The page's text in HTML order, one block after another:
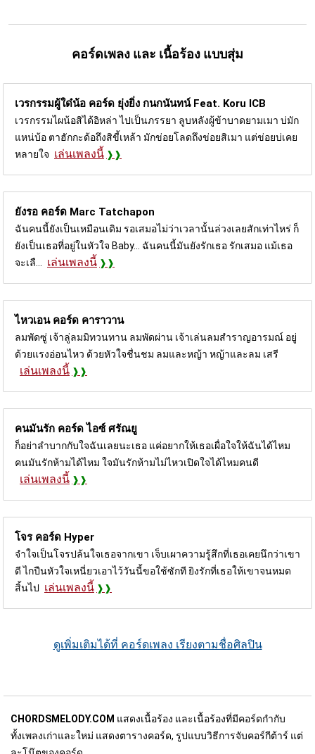
คอร์ดเพลง และ เนื้อร้อง แบบสุ่ม
เวรกรรมผู้ใด๋น้อ คอร์ด ยุ่งยิ่ง กนกนันทน์ Feat. Koru ICB
เวรกรรมไผน้อสิได้อิหล่า ไปเป็นภรรยา ลูบหลังผู้ข้าบาดยามเมา บ่มัก
แหน่บ้อ ตาฮักกะด้อถึงสิขี้เหล้า มักข่อยโลดถึงข่อยสิเมา แต่ข่อยบ่เคย
หลายใจ เล่นเพลงนี้
ยังรอ คอร์ด Marc Tatchapon
ฉันคนนี้ยังเป็นเหมือนเดิม รอเสมอไม่ว่าเวลานั้นล่วงเลยสักเท่าไหร่ ก็
ยังเป็นเธอที่อยู่ในหัวใจ Baby... ฉันคนนี้มันยังรักเธอ รักเสมอ แม้เธอ
จะเลื...
เล่นเพลงนี้
ไหวเอน คอร์ด คาราวาน
ลมพัดซู่ เจ้าลู่ลมมิทวนทาน ลมพัดผ่าน เจ้าเล่นลมสำราญอารมณ์ อยู่
ด้วยแรงอ่อนไหว ด้วยหัวใจชื่นชม ลมและหญ้า หญ้าและลม เสรี
เล่นเพลงนี้
คนมันรัก คอร์ดไอซ์ ศรัณยู
ก็อย่าลำบากกับใจฉันเลยนะเธอ แค่อยากให้เธอเผื่อใจให้ฉันได้ไหม
คนมันรักห้ามได้ไหม ใจมันรักห้ามไม่ไหวเปิดใจได้ไหมคนดี
เล่นเพลงนี้
โจร คอร์ด Hyper
จำใจเป็นโจรปล้นใจเธอจากเขา เจ็บเผาความรู้สึกที่เธอเคยนึกว่าเขา
ดี ไกปืนหัวใจเหนี่ยวเอาไว้วันนี้ขอใช้ซักที ยิงรักที่เธอให้เขาจนหมด
สิ้นไป เล่นเพลงนี้
ดูเพิ่มเติมได้ที่ คอร์ดเพลง เรียงตามชื่อศิลปิน
CHORDSMELODY.COM แสดงเนื้อร้อง และเนื้อร้องที่มีคอร์ดกำกับ
ทั้งเพลงเก่าและใหม่ แสดงตารางคอร์ด, รูปแบบวิธีการจับคอร์กีต้าร์ แต่